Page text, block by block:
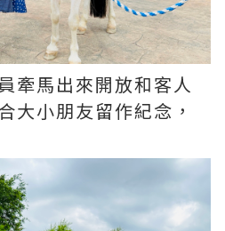
牽馬出來開放和客人
大小朋友留作紀念，